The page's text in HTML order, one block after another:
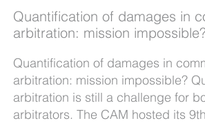
Quantification of damages in
arbitration: mission
Quantification of damages in
arbitration: mission impossible?
arbitration is still a challenge for
arbitrators. The CAM hosted its